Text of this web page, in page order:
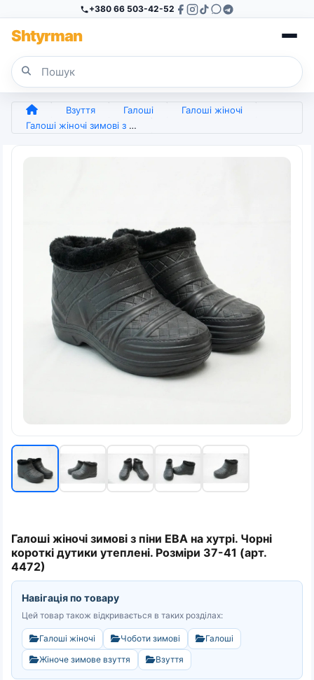
+380 66 503-42-52
Shtyrman
Взуття Галоші
Галоші жіночі
Галоші жіночі зимові з піни ЕВА на хутрі. Чорні короткі дутики утеплені. Розміри 37-41 (арт. 4472)
Галоші жіночі зимові з піни ЕВА на хутрі. Чорні
короткі дутики утеплені. Розміри 37-41 (арт.
4472)
Навігація по товару
Цей товар також відкривається в таких розділах:
Галоші жіночі Чоботи зимові
Галоші
Жіноче зимове взуття
Взуття